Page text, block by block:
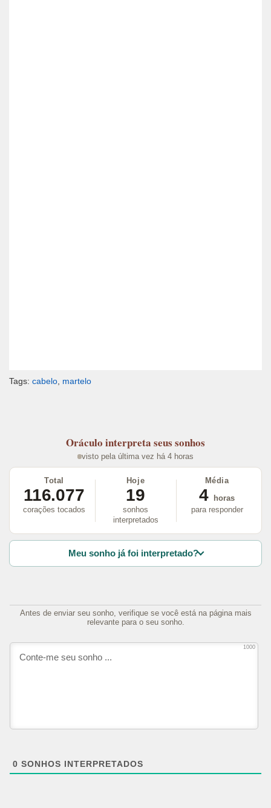
Tags: cabelo martelo
Oráculo interpreta seus sonhos
visto pela última vez há 4 horas
Total
116.077
corações tocados
Hoje
19
sonhos
interpretados
Média
4
horas
para responder
Meu sonho já foi interpretado?
Antes de enviar seu sonho, verifique se você está na página mais
relevante para o seu sonho.
1000
0 SONHOS INTERPRETADOS